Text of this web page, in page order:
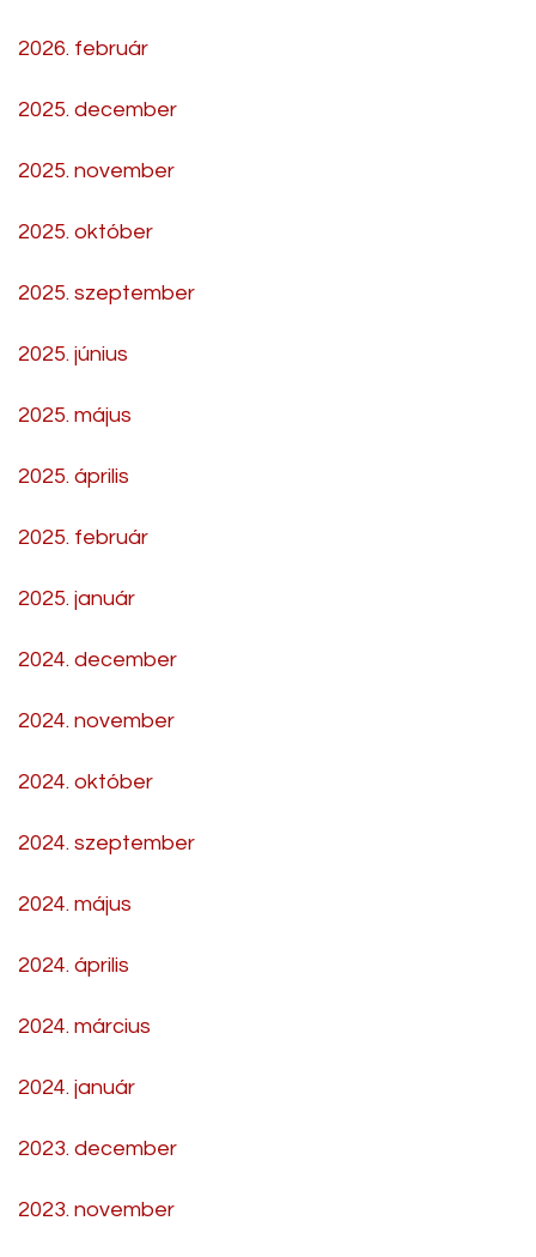
2026. február
2025. december
2025. november
2025. október
2025. szeptember
2025. június
2025. május
2025. április
2025. február
2025. január
2024. december
2024. november
2024. október
2024. szeptember
2024. május
2024. április
2024. március
2024. január
2023. december
2023. november